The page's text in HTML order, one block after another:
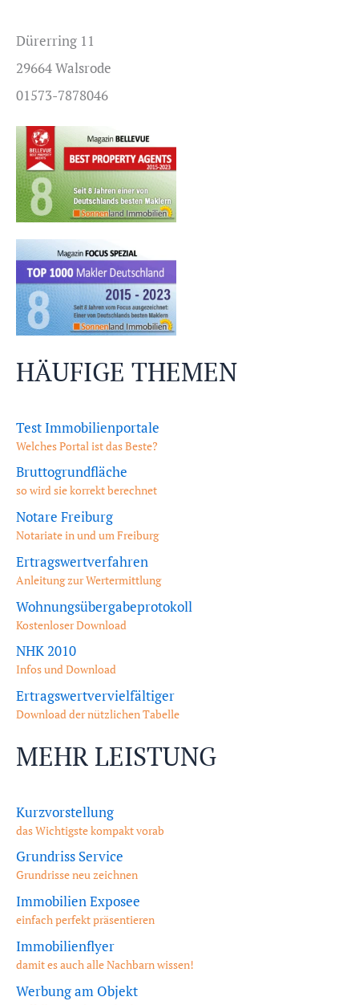
Dürerring 11
29664 Walsrode
01573-7878046
HÄUFIGE THEMEN
Test Immobilienportale
Welches Portal ist das Beste?
Bruttogrundfläche
so wird sie korrekt berechnet
Notare Freiburg
Notariate in und um Freiburg
Ertragswertverfahren
Anleitung zur Wertermittlung
Wohnungsübergabeprotokoll
Kostenloser Download
NHK 2010
Infos und Download
Ertragswertvervielfältiger
Download der nützlichen Tabelle
MEHR LEISTUNG
Kurzvorstellung
das Wichtigste kompakt vorab
Grundriss Service
Grundrisse neu zeichnen
Immobilien Exposee
einfach perfekt präsentieren
Immobilienflyer
damit es auch alle Nachbarn wissen!
Werbung am Objekt